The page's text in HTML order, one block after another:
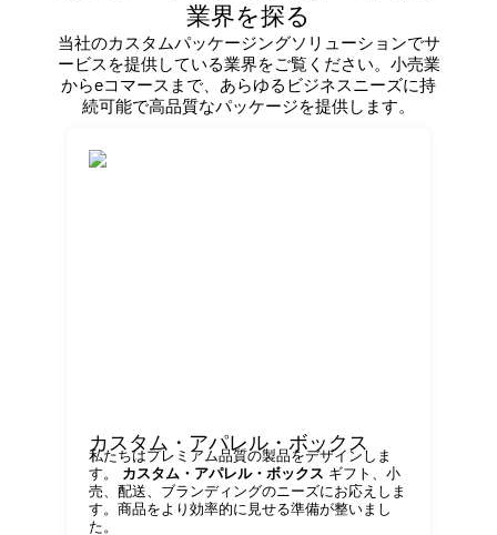
業界を探る
当社のカスタムパッケージングソリューションでサ
ービスを提供している業界をご覧ください。小売業
からeコマースまで、あらゆるビジネスニーズに持
続可能で高品質なパッケージを提供します。
カスタム・アパレル・ボックス
私たちはプレミアム品質の製品をデザインしま
す。 カスタム・アパレル・ボックス ギフト、小
売、配送、ブランディングのニーズにお応えしま
す。商品をより効率的に見せる準備が整いまし
た。